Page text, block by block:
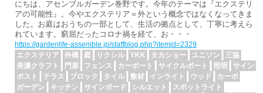
にちは、アセンブルガーデン巻野です。今年のテーマは『エクステリ
アの可能性』。今やエクステリア＝外という概念ではなくなってきま
した。お庭はおうちの一部として、生活の拠点として、丁寧に考えら
れています。窮屈だったコロナ禍を経て、お・・・
https://gardenlife-assemble.jp/staffblog.php?itemid=2329
エクステリア
外構 庭 リクシル YKK タカショー ユニソン
三協
美濃クラフト
門扉 フェンス カーポート サイクルポート 照明
サイン
ポスト
テラス ブロック タイル 敷材 インライト ウッド
カーボ
ガーデン
キッチン サインボード シルエット
スポットライト